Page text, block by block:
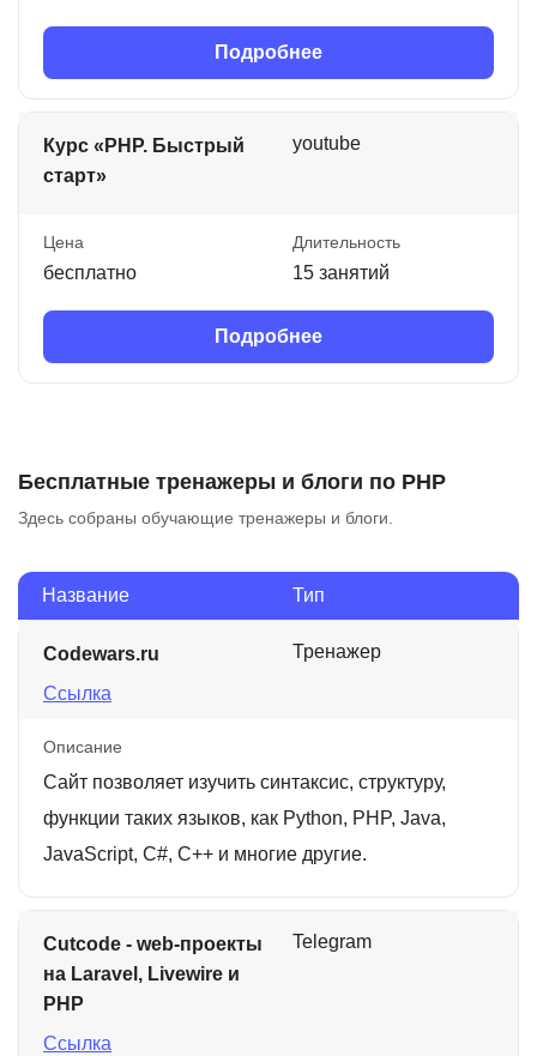
Подробнее
Курс «PHP. Быстрый
старт»
youtube
Цена
бесплатно
Длительность
15 занятий
Подробнее
Бесплатные тренажеры и блоги по PHP
Здесь собраны обучающие тренажеры и блоги.
Название Тип
Codewars.ru
Ссылка
Тренажер
Описание
Сайт позволяет изучить синтаксис, структуру,
функции таких языков, как Python, PHP, Java,
JavaScript, C#, C++ и многие другие.
Cutcode - web-проекты
на Laravel, Livewire и
PHP
Ссылка
Telegram